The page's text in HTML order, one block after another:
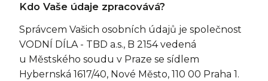
Kdo Vaše údaje zpracovává?
Správcem Vašich osobních údajů je společnost
VODNÍ DÍLA - TBD a.s., B 2154 vedená
u Městského soudu v Praze se sídlem
Hybernská 1617/40, Nové Město, 110 00 Praha 1.